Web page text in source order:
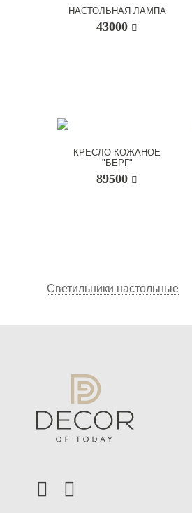
НАСТОЛЬНАЯ ЛАМПА
43000
КРЕСЛО КОЖАНОЕ
"БЕРГ"
89500
Светильники настольные